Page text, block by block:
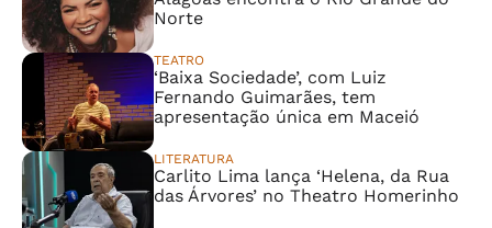
Norte
TEATRO
‘Baixa Sociedade’, com Luiz
Fernando Guimarães, tem
apresentação única em Maceió
LITERATURA
Carlito Lima lança ‘Helena, da Rua
das Árvores’ no Theatro Homerinho